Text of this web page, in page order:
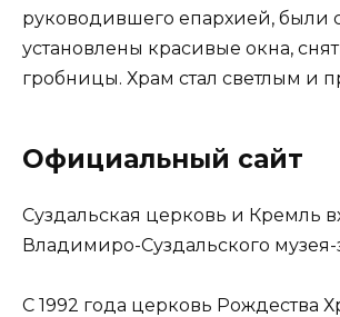
руководившего епархией, были
установлены красивые окна,
гробницы. Храм стал светлым и
Официальный сайт
Суздальская церковь и Кремль
Владимиро-Суздальского
С 1992 года церковь Рождества